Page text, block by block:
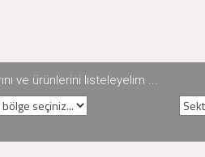
ve ürünlerini listeleyelim ...